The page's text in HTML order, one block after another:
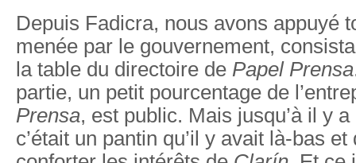
Depuis Fadicra, nous avons appuyé
menée par le gouvernement,
la table du directoire de Papel Prensa
partie, un petit pourcentage de
Prensa, est public. Mais jusqu’à il y
c’était un pantin qu’il y avait là-bas